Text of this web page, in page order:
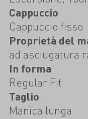
Cappuccio
Cappuccio fisso
Proprietà del
ad asciugatura
In forma
Regular Fit
Taglio
Manica lunga